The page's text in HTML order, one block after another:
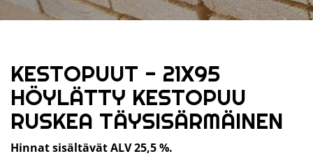
KESTOPUUT - 21X95
HÖYLÄTTY KESTOPUU
RUSKEA TÄYSISÄRMÄINEN
Hinnat sisältävät ALV 25,5 %.